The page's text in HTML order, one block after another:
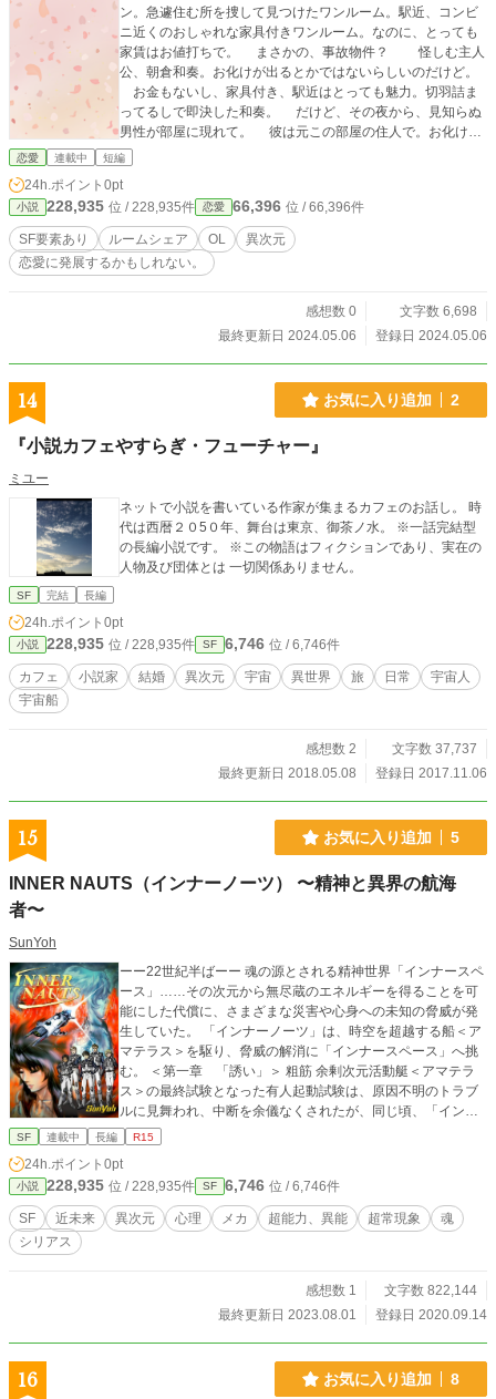
ン。急遽住む所を捜して見つけたワンルーム。駅近、コンビ
ニ近くのおしゃれな家具付きワンルーム。なのに、とっても
家賃はお値打ちで。 まさかの、事故物件？ 怪しむ主人
公、朝倉和奏。お化けが出るとかではないらしいのだけど。
お金もないし、家具付き、駅近はとっても魅力。切羽詰ま
ってるしで即決した和奏。 だけど、その夜から、見知らぬ
男性が部屋に現れて。 彼は元この部屋の住人で。お化けで
も幽霊でもなく。次元のズレた世界で暮らしているそうで。
夜だけの同居人。とってもイケメンな彼との不思議な同居新
生活。
恋愛 連載中 短編
24h.ポイント 0pt
小説 228,935 位 / 228,935件 恋愛 66,396 位 / 66,396件
SF要素あり ルームシェア OL
異次元
恋愛に発展するかもしれない。
感想数 0
文字数 6,698
最終更新日 2024.05.06
登録日 2024.05.06
14 お気に入り追加 2
『小説カフェやすらぎ・フューチャー』
ミユー
ネットで小説を書いている作家が集まるカフェのお話し。 時
代は西暦２０5０年、舞台は東京、御茶ノ水。 ※一話完結型
の長編小説です。 ※この物語はフィクションであり、実在の
人物及び団体とは 一切関係ありません。
SF 完結 長編
24h.ポイント 0pt
小説 228,935 位 / 228,935件 SF 6,746 位 / 6,746件
カフェ 小説家 結婚 異次元 宇宙 異世界 旅 日常
宇宙人
宇宙船
感想数 2
文字数 37,737
最終更新日 2018.05.08
登録日 2017.11.06
15 お気に入り追加 5
INNER NAUTS（インナーノーツ） 〜精神と異界の航海
者〜
SunYoh
ーー22世紀半ばーー 魂の源とされる精神世界「インナースペ
ース」……その次元から無尽蔵のエネルギーを得ることを可
能にした代償に、さまざまな災害や心身への未知の脅威が発
生していた。 「インナーノーツ」は、時空を超越する船＜ア
マテラス＞を駆り、脅威の解消に「インナースペース」へ挑
む。 ＜第一章 「誘い」＞ 粗筋 余剰次元活動艇＜アマテラ
ス＞の最終試験となった有人起動試験は、原因不明のトラブ
ルに見舞われ、中断を余儀なくされたが、同じ頃、「インナ
ーノーツ」が所属する研究機関で保護していた少女「亜夢」
彼女の深層無意識の中で何かが目覚めようとしている。 「イ
ンナースペース」のエネルギーを解放する特異な能力を秘め
た亜夢の目覚めは、即ち、「インナースペース」のみなら
ず、物質世界である「現象界（この世）」にも甚大な被害を
マテラス＞を駆り、未知なる世界「インナースペース」へと
イティングに関して、若干抵触する可能性がある表現が含ま
れます。 ※「小説家になろう」、「ノベルアップ＋」でも連
SF 連載中 長編 R15
24h.ポイント 0pt
小説 228,935 位 / 228,935件 SF 6,746 位 / 6,746件
SF 近未来 異次元 心理 メカ 超能力、異能 超常現象
魂
シリアス
感想数 1
文字数 822,144
最終更新日 2023.08.01
登録日 2020.09.14
16 お気に入り追加 8